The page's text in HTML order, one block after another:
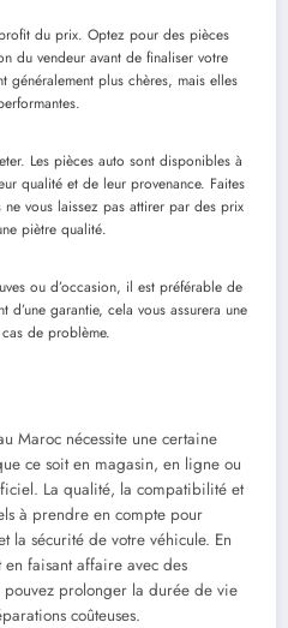
du prix. Optez pour des pièces
du vendeur avant de finaliser votre
généralement plus chères, mais elles
Les pièces auto sont disponibles à
qualité et de leur provenance. Faites
vous laissez pas attirer par des prix
piètre qualité.
ou d’occasion, il est préférable de
garantie, cela vous assurera une
de problème.
Maroc nécessite une certaine
ce soit en magasin, en ligne ou
La qualité, la compatibilité et
à prendre en compte pour
la sécurité de votre véhicule. En
en faisant affaire avec des
pouvez prolonger la durée de vie
coûteuses.